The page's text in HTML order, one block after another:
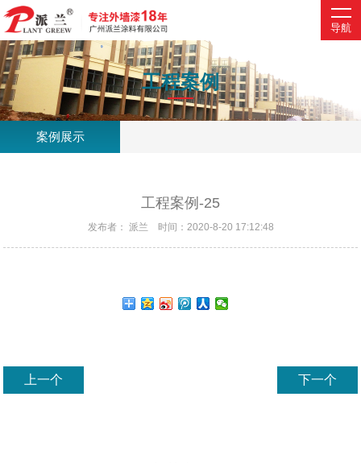
导航
CASES
工程案例
案例展示
工程案例-25
发布者： 派兰 时间：2020-8-20 17:12:48
上一个 下一个